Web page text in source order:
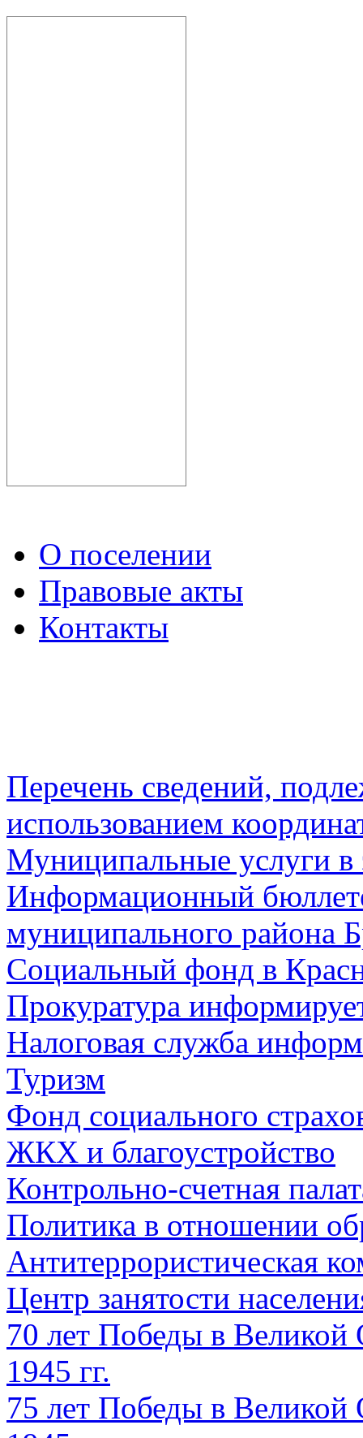
О поселении
Правовые акты
Контакты
Перечень сведений,
использованием
Муниципальные услуги в
Информационный
муниципального района
Социальный фонд в
Прокуратура
Налоговая служба
Туризм
Фонд социального
ЖКХ и благоустройство
Контрольно-счетная
Политика в отношении
Антитеррористическая
Центр занятости
70 лет Победы в Великой
1945 гг.
75 лет Победы в Великой